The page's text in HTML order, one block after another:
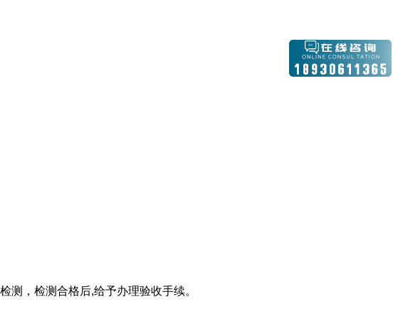
测，检测合格后,给予办理验收手续。